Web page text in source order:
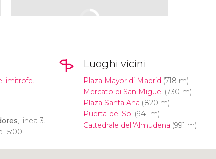
limitrofe.
, linea 3.
15:00.
Luoghi vicini
Plaza Mayor di Madrid (718 m)
Mercato di San Miguel (730 m)
Plaza Santa Ana (820 m)
Puerta del Sol (941 m)
Cattedrale dell'Almudena (991 m)